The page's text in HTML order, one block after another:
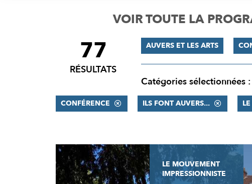
VOIR TOUTE LA
FILTRER
RÉSULTATS
77
RÉSULTATS
AUVERS ET LES ARTS
Catégories sélectionnées :
CONFÉRENCE ILS FONT AUVERS...
RÉSULTATS
LE MOUVEMENT
IMPRESSIONNISTE